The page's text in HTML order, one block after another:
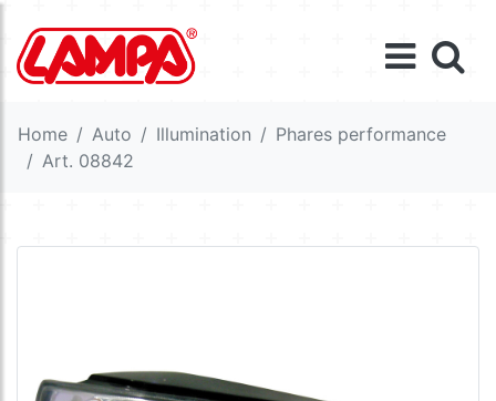
Home Auto Illumination
Phares performance
Art. 08842